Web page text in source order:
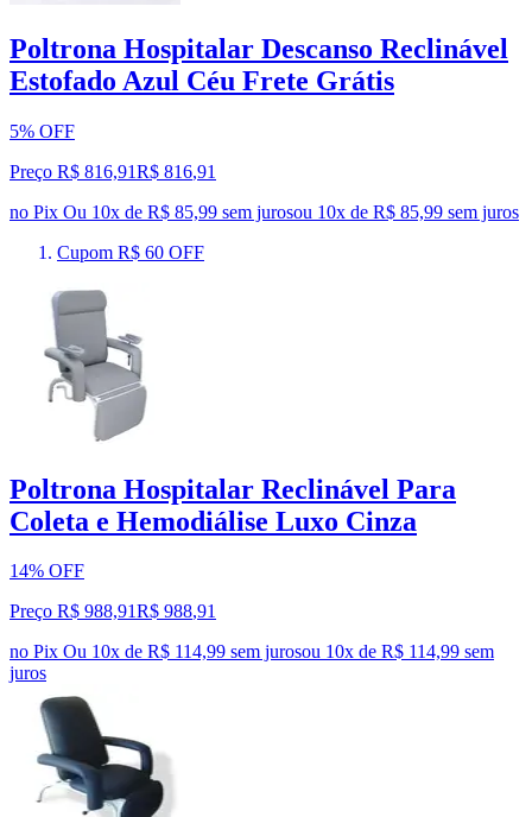
Poltrona Hospitalar Descanso Reclinável
Estofado Azul Céu Frete Grátis
5% OFF
Preço R$ 816,91R$ 816,91
no Pix Ou 10x de R$ 85,99 sem jurosou 10x de R$ 85,99 sem juros
Cupom R$ 60 OFF
Poltrona Hospitalar Reclinável Para
Coleta e Hemodiálise Luxo Cinza
14% OFF
Preço R$ 988,91R$ 988,91
no Pix Ou 10x de R$ 114,99 sem jurosou 10x de R$ 114,99 sem
juros